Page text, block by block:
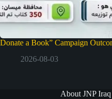
Donate a Book” Campaign
2026-08-03
About JNP